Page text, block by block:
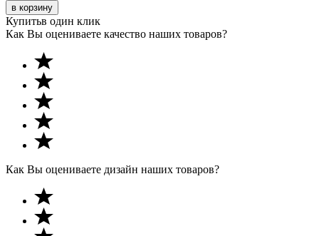
в корзину
Купитьв один клик
Как Вы оцениваете качество наших товаров?
Как Вы оцениваете дизайн наших товаров?